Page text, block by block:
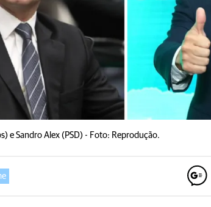
e Sandro Alex (PSD) - Foto: Reprodução.